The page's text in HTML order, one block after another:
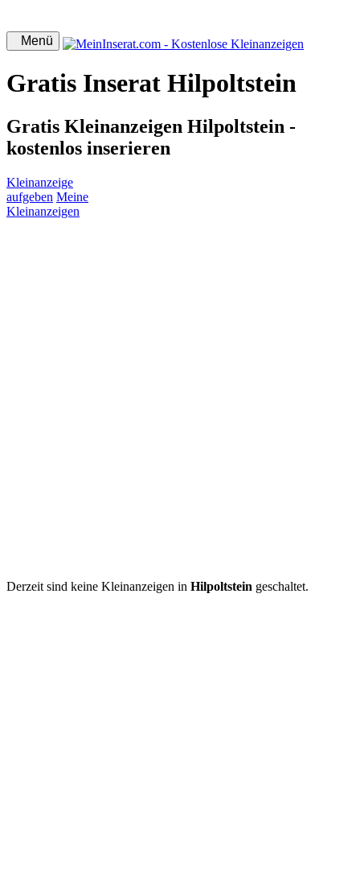
Menü
Gratis Inserat Hilpoltstein
Gratis Kleinanzeigen Hilpoltstein -
kostenlos inserieren
Kleinanzeige
aufgeben Meine
Kleinanzeigen
Derzeit sind keine Kleinanzeigen in Hilpoltstein geschaltet.